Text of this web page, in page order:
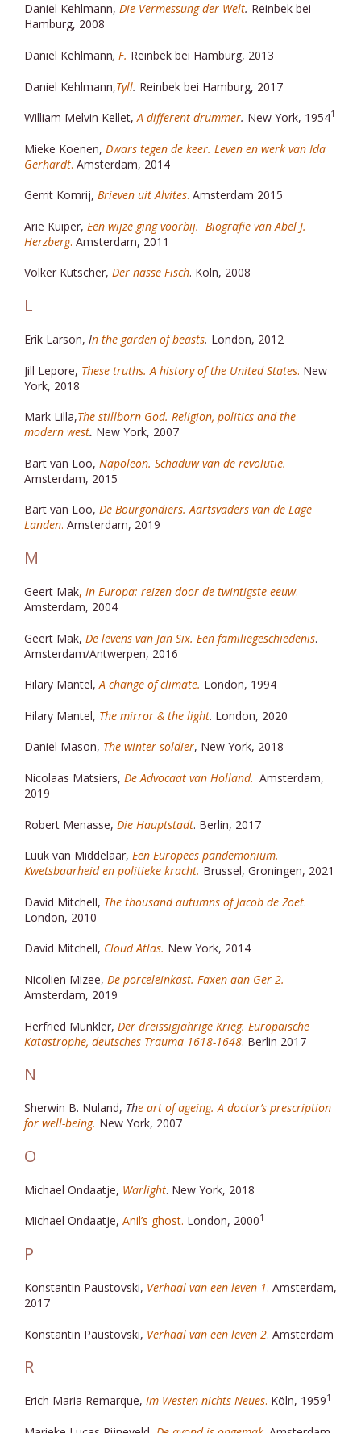
Daniel Kehlmann, Die Vermessung der Welt. Reinbek bei
Hamburg, 2008
Daniel Kehlmann, F. Reinbek bei Hamburg, 2013
Daniel Kehlmann,Tyll. Reinbek bei Hamburg, 2017
William Melvin Kellet,A different drummer. New York, 19541
Mieke Koenen, Dwars tegen de keer. Leven en werk van Ida
Gerhardt. Amsterdam, 2014
Gerrit Komrij, Brieven uit Alvites. Amsterdam 2015
Arie Kuiper, Een wijze ging voorbij. Biografie van Abel J.
Herzberg. Amsterdam, 2011
Volker Kutscher, Der nasse Fisch. Köln, 2008
L
Erik Larson, In the garden of beasts. London, 2012
Jill Lepore, These truths. A history of the United States. New
York, 2018
Mark Lilla,The stillborn God. Religion, politics and the
modern west. New York, 2007
Bart van Loo, Napoleon. Schaduw van de revolutie.
Amsterdam, 2015
Bart van Loo, De Bourgondiërs. Aartsvaders van de Lage
Landen. Amsterdam, 2019
M
Geert Mak, In Europa: reizen door de twintigste eeuw.
Amsterdam, 2004
Geert Mak, De levens van Jan Six. Een familiegeschiedenis.
Amsterdam/Antwerpen, 2016
Hilary Mantel,A change of climate. London, 1994
Hilary Mantel, The mirror & the light. London, 2020
Daniel Mason, The winter soldier, New York, 2018
Nicolaas Matsiers, De Advocaat van Holland. Amsterdam,
2019
Robert Menasse, Die Hauptstadt. Berlin, 2017
Luuk van Middelaar, Een Europees pandemonium.
Kwetsbaarheid en politieke kracht. Brussel, Groningen, 2021
David Mitchell, The thousand autumns of Jacob de Zoet.
London, 2010
David Mitchell, Cloud Atlas. New York, 2014
Nicolien Mizee, De porceleinkast. Faxen aan Ger 2.
Amsterdam, 2019
Herfried Münkler, Der dreissigjährige Krieg. Europäische
Katastrophe, deutsches Trauma 1618-1648. Berlin 2017
N
Sherwin B. Nuland, The art of ageing. A doctor’s prescription
for well-being. New York, 2007
O
Michael Ondaatje, Warlight. New York, 2018
Michael Ondaatje, Anil’s ghost. London, 20001
P
Konstantin Paustovski, Verhaal van een leven 1. Amsterdam,
2017
Konstantin Paustovski, Verhaal van een leven 2. Amsterdam
R
Erich Maria Remarque, Im Westen nichts Neues. Köln, 19591